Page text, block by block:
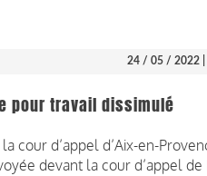
24 / 05 / 2022
pour travail dissimulé
cour d’appel d’Aix-en-
devant la cour d’appel de